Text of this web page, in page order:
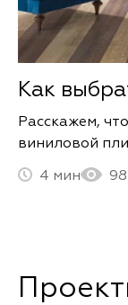
Как
Расскажем,
виниловой
4